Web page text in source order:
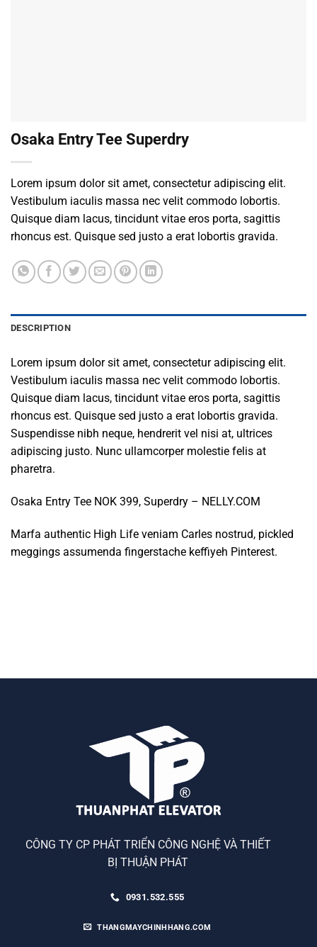
Osaka Entry Tee Superdry
Lorem ipsum dolor sit amet, consectetur adipiscing elit.
Vestibulum iaculis massa nec velit commodo lobortis.
Quisque diam lacus, tincidunt vitae eros porta, sagittis
rhoncus est. Quisque sed justo a erat lobortis gravida.
DESCRIPTION
Lorem ipsum dolor sit amet, consectetur adipiscing elit.
Vestibulum iaculis massa nec velit commodo lobortis.
Quisque diam lacus, tincidunt vitae eros porta, sagittis
rhoncus est. Quisque sed justo a erat lobortis gravida.
Suspendisse nibh neque, hendrerit vel nisi at, ultrices
adipiscing justo. Nunc ullamcorper molestie felis at
pharetra.
Osaka Entry Tee NOK 399, Superdry – NELLY.COM
Marfa authentic High Life veniam Carles nostrud, pickled
meggings assumenda fingerstache keffiyeh Pinterest.
CÔNG TY CP PHÁT TRIỂN CÔNG NGHỆ VÀ THIẾT
BỊ THUẬN PHÁT
0931.532.555
THANGMAYCHINHHANG.COM